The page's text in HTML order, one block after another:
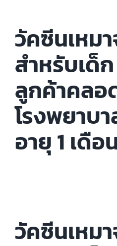
วัคซีนเหม
สำหรับเด็
ลูกค้าคลอ
โรงพยาบ
อายุ 1 เดือ
วัคซีนเหม